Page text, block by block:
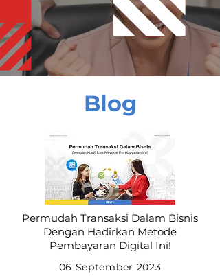
Blog
Permudah Transaksi Dalam Bisnis
Dengan Hadirkan Metode
Pembayaran Digital Ini!
06 September 2023